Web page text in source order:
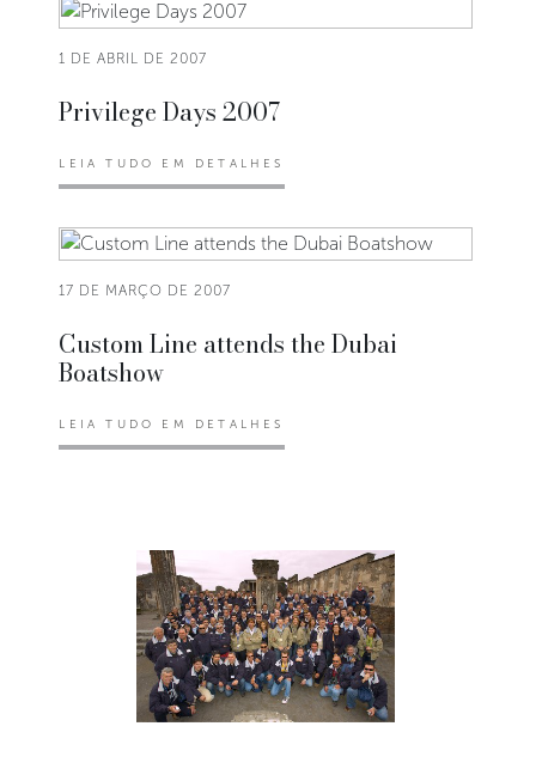
1 DE ABRIL DE 2007
Privilege Days 2007
LEIA TUDO EM DETALHES
17 DE MARÇO DE 2007
Custom Line attends the Dubai
Boatshow
LEIA TUDO EM DETALHES